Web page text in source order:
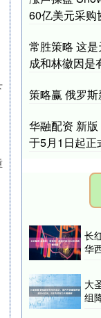
60亿美元采购
常胜策略 这
成和林徽因是
策略赢 俄罗
华融配资 新
于5月1日起正
长
华
大
组